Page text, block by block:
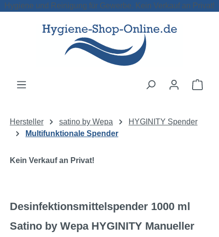
Zum Hauptinhalt springen
Hygiene und Reinigung für Gewerbe. Kein Verkauf an Privat!
Hersteller satino by Wepa
HYGINITY Spender
Multifunktionale Spender
Kein Verkauf an Privat!
Desinfektionsmittelspender 1000 ml
Satino by Wepa HYGINITY Manueller